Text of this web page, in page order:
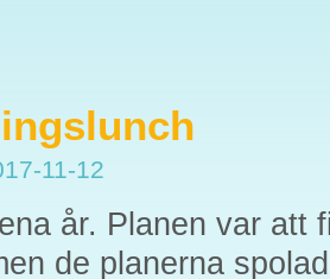
11-12
år. Planen var att
de planerna